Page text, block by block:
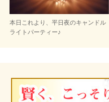
本日これより、平日夜のキャンドル
ライトパーティー♪